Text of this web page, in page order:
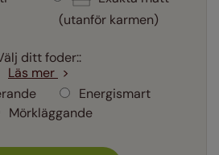
(utanför karmen)
ditt foder::
Läs mer
Energismart
Mörkläggande